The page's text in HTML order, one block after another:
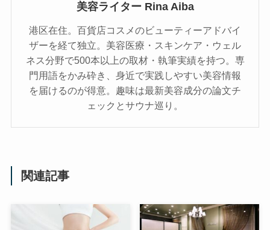
美容ライター Rina Aiba
港区在住。百貨店コスメのビューティーアドバイ
ザーを経て独立。美容医療・スキンケア・ウェル
ネス分野で500本以上の取材・執筆実績を持つ。専
門用語をかみ砕き、⾝近で実践しやすい美容情報
を届けるのが得意。趣味は最新美容成分の論文チ
ェックとサウナ巡り。
関連記事